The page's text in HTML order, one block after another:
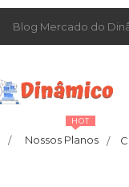
Blog Mercado do
/ Nossos Planos /
HOT